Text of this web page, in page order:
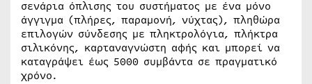
σενάρια όπλισης του συστήματος με ένα μόνο
άγγιγμα (πλήρες, παραμονή, νύχτας), πληθώρα
επιλογών σύνδεσης με πληκτρολόγια, πλήκτρα
σιλικόνης, καρταναγνώστη αφής και μπορεί να
καταγράψει έως 5000 συμβάντα σε πραγματικό
χρόνο.